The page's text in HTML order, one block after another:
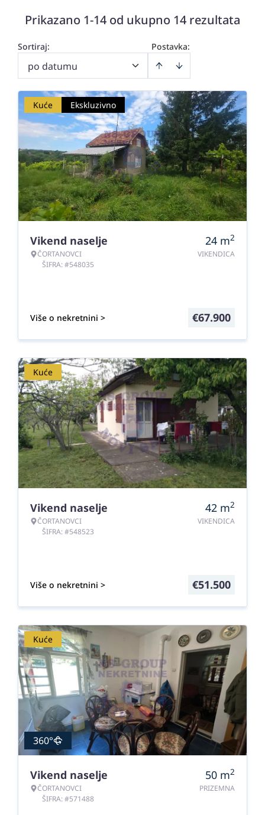
Prikazano 1-14 od ukupno 14 rezultata
Postavka:
Sortiraj:
po datumu
Kuće Ekskluzivno
Vikend naselje
ČORTANOVCI
ŠIFRA: #548035
24 m2
VIKENDICA
Više o nekretnini > €67.900
Kuće
Vikend naselje
ČORTANOVCI
ŠIFRA: #548523
42 m2
VIKENDICA
Više o nekretnini > €51.500
Kuće
360°
Vikend naselje
ČORTANOVCI
ŠIFRA: #571488
50 m2
PRIZEMNA